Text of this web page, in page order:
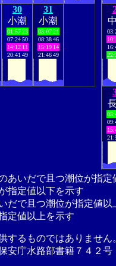
30
小潮
01:57 23
07:24 50
14:12 11
20:41 49
31
小潮
03:07 21
08:38 46
15:19 14
21:46 49
あいだで且つ潮位が指
指定値以下を示す
だで且つ潮位が指定値以
定値以上を示す
するものではありませ
安庁水路部書籍７４２